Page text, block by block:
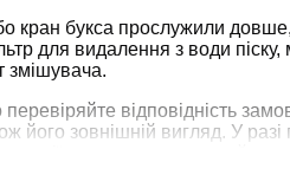
кран букса прослужили довше,
для видалення з води піску,
змішувача.
відповідність
його зовнішній вигляд. У